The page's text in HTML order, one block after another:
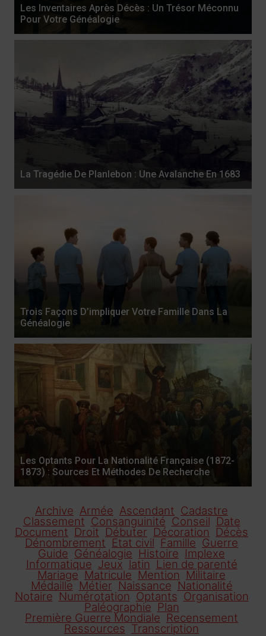
Les Inventaires Après Décès : Un Trésor Méconnu
Pour Votre Généalogie
La Tragédie De Planlebon : Une Avalanche En 1683
Trois Façons D’impliquer Votre Famille Dans La
Généalogie
Les Optants Pour La Nationalité Française (1872-
1873) : Sources Et Méthodes De Recherche
Archive Armée Ascendant Cadastre
Classement Consanguinité Conseil Date
Document Droit Débuter Décoration Décès
Dénombrement Etat civil Famille Guerre
Guide Généalogie Histoire Implexe
Informatique Jeux latin Lien de parenté
Mariage Matricule Mention Militaire
Médaille Métier Naissance Nationalité
Notaire Numérotation Optants Organisation
Paléographie Plan
Première Guerre Mondiale Recensement
Ressources Transcription